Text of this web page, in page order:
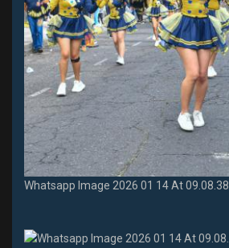
Whatsapp Image 2026 01 14 At 09.08.38